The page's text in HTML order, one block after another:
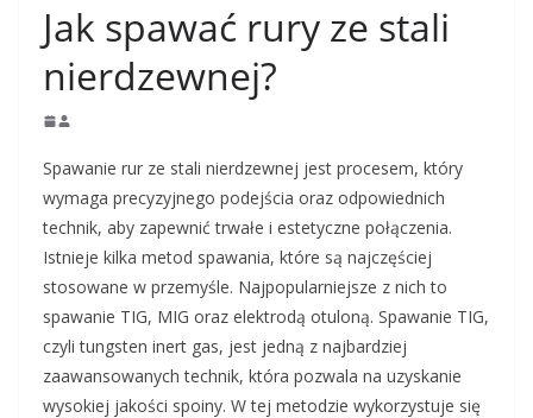
Jak spawać rury ze stali
nierdzewnej?
Spawanie rur ze stali nierdzewnej jest procesem, który
wymaga precyzyjnego podejścia oraz odpowiednich
technik, aby zapewnić trwałe i estetyczne połączenia.
Istnieje kilka metod spawania, które są najczęściej
stosowane w przemyśle. Najpopularniejsze z nich to
spawanie TIG, MIG oraz elektrodą otuloną. Spawanie TIG,
czyli tungsten inert gas, jest jedną z najbardziej
zaawansowanych technik, która pozwala na uzyskanie
wysokiej jakości spoiny. W tej metodzie wykorzystuje się